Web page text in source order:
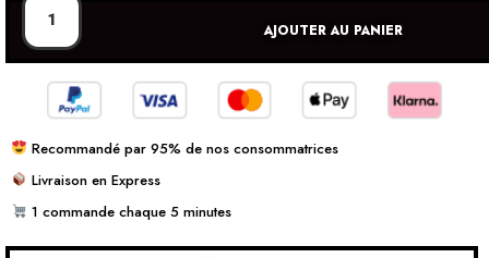
AJOUTER AU PANIER
Recommandé par 95% de nos consommatrices
Livraison en Express
1 commande chaque 5 minutes